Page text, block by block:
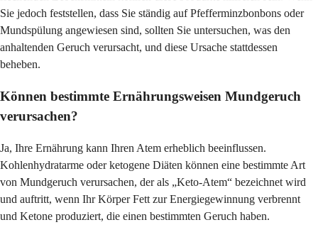
Sie jedoch feststellen, dass Sie ständig auf Pfefferminzbonbons oder
Mundspülung angewiesen sind, sollten Sie untersuchen, was den
anhaltenden Geruch verursacht, und diese Ursache stattdessen
beheben.
Können bestimmte Ernährungsweisen Mundgeruch
verursachen?
Ja, Ihre Ernährung kann Ihren Atem erheblich beeinflussen.
Kohlenhydratarme oder ketogene Diäten können eine bestimmte Art
von Mundgeruch verursachen, der als „Keto-Atem“ bezeichnet wird
und auftritt, wenn Ihr Körper Fett zur Energiegewinnung verbrennt
und Ketone produziert, die einen bestimmten Geruch haben.